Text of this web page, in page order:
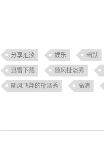
分享扯淡 娱乐 幽默
迅雷下载 随风扯淡秀
随风飞翔的扯淡秀 高清